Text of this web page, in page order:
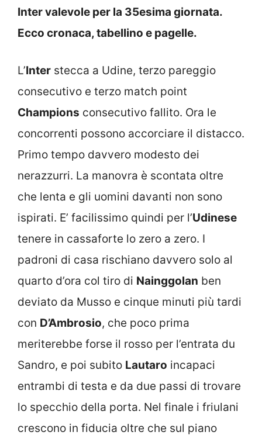
Inter valevole per la 35esima giornata.
Ecco cronaca, tabellino e pagelle.
L’Inter stecca a Udine, terzo pareggio
consecutivo e terzo match point
Champions consecutivo fallito. Ora le
concorrenti possono accorciare il distacco.
Primo tempo davvero modesto dei
nerazzurri. La manovra è scontata oltre
che lenta e gli uomini davanti non sono
ispirati. E’ facilissimo quindi per l’Udinese
tenere in cassaforte lo zero a zero. I
padroni di casa rischiano davvero solo al
quarto d’ora col tiro di Nainggolan ben
deviato da Musso e cinque minuti più tardi
con D’Ambrosio, che poco prima
meriterebbe forse il rosso per l’entrata du
Sandro, e poi subito Lautaro incapaci
entrambi di testa e da due passi di trovare
lo specchio della porta. Nel finale i friulani
crescono in fiducia oltre che sul piano